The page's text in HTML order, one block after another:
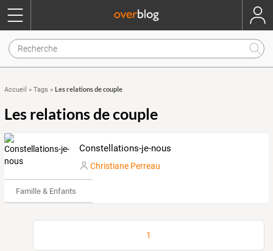
Accueil » Tags » Les relations de couple
Les relations de couple
Constellations-je-nous
Christiane Perreau
Famille & Enfants
1